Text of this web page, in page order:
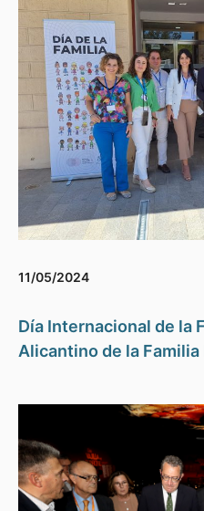
11/05/2024
Día Internacional de la
Alicantino de la